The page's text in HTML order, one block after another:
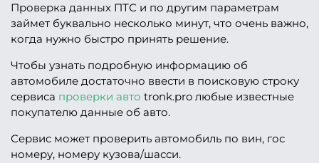
Проверка данных ПТС и по другим параметрам
займет буквально несколько минут, что очень важно,
когда нужно быстро принять решение.
Чтобы узнать подробную информацию об
автомобиле достаточно ввести в поисковую строку
сервиса проверки авто tronk.pro любые известные
покупателю данные об авто.
Сервис может проверить автомобиль по вин, гос
номеру, номеру кузова/шасси.